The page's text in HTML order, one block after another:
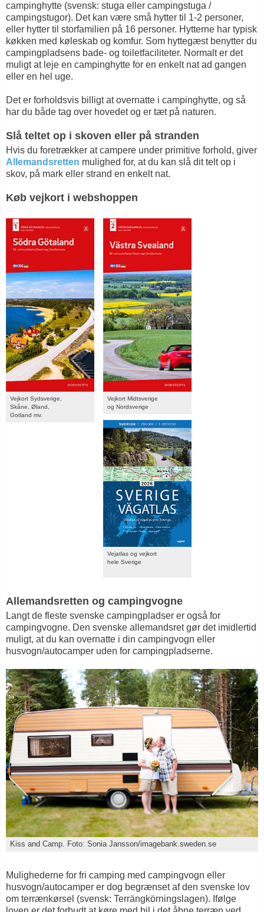
campinghytte (svensk: stuga eller campingstuga /
campingstugor). Det kan være små hytter til 1-2 personer,
eller hytter til storfamilien på 16 personer. Hytterne har typisk
køkken med køleskab og komfur. Som hyttegæst benytter du
campingpladsens bade- og toiletfaciliteter. Normalt er det
muligt at leje en campinghytte for en enkelt nat ad gangen
eller en hel uge.
Det er forholdsvis billigt at overnatte i campinghytte, og så
har du både tag over hovedet og er tæt på naturen.
Slå teltet op i skoven eller på stranden
Hvis du foretrækker at campere under primitive forhold, giver
Allemandsretten mulighed for, at du kan slå dit telt op i
skov, på mark eller strand en enkelt nat.
Køb vejkort i webshoppen
Vejkort Sydsverige,
Skåne, Øland,
Gotland mv.
Vejkort Midtsverige
og Nordsverige
Vejatlas og vejkort
hele Sverige
Allemandsretten og campingvogne
Langt de fleste svenske campingpladser er også for
campingvogne. Den svenske allemandsret gør det imidlertid
muligt, at du kan overnatte i din campingvogn eller
husvogn/autocamper uden for campingpladserne.
Kiss and Camp. Foto: Sonia Jansson/imagebank.sweden.se
Mulighederne for fri camping med campingvogn eller
husvogn/autocamper er dog begrænset af den svenske lov
om terrænkørsel (svensk: Terrängkörningslagen). Ifølge